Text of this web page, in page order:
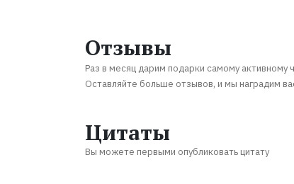
Отзывы
Раз в месяц дарим подарки самому активному
Оставляйте больше отзывов, и мы наградим
Цитаты
Вы можете первыми опубликовать цитату